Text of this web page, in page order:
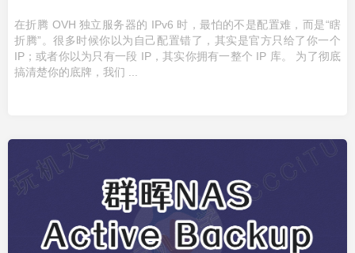
在折腾 OVH 独立服务器的 IPv6 时，最怕的不是配置难，而是“瞎
折腾”。很多时候你以为自己配置错了，其实是官方只给了你一个
IP；或者你以为只有一段 IP，其实你拥有一整个 IP 库。 为了彻底
搞清楚你的底牌，我们 ...